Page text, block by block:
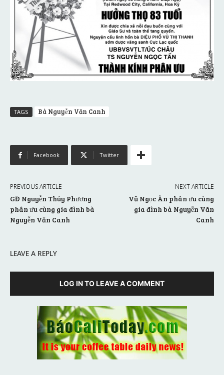
TAGS Bà Nguyễn Văn Canh
Facebook Twitter
PREVIOUS ARTICLE
GĐ Nguyễn Thúy Phương
phân ưu cùng gia đình bà
Nguyễn Văn Canh
NEXT ARTICLE
Vũ Ngọc Ân phân ưu cùng
gia đình bà Nguyễn Văn
Canh
LEAVE A REPLY
LOG IN TO LEAVE A COMMENT